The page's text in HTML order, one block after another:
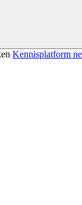
Kennisplatform